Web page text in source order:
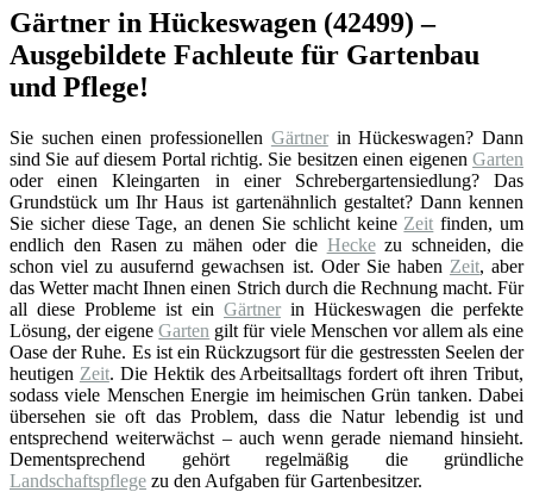
Gärtner in Hückeswagen (42499) –
Ausgebildete Fachleute für Gartenbau
und Pflege!
Sie suchen einen professionellen Gärtnerin Hückeswagen? Dann
sind Sie auf diesem Portal richtig. Sie besitzen einen eigenen Garten
oder einen Kleingarten in einer Schrebergartensiedlung? Das
Grundstück um Ihr Haus ist gartenähnlich gestaltet? Dann kennen
Sie sicher diese Tage, an denen Sie schlicht keine Zeit finden, um
endlich den Rasen zu mähen oder die Heckezu schneiden, die
schon viel zu ausufernd gewachsen ist. Oder Sie haben Zeit, aber
das Wetter macht Ihnen einen Strich durch die Rechnung macht. Für
all diese Probleme ist ein Gärtner in Hückeswagen die perfekte
Lösung, der eigeneGarten gilt für viele Menschen vor allem als eine
Oase der Ruhe. Es ist ein Rückzugsort für die gestressten Seelen der
heutigen Zeit. Die Hektik des Arbeitsalltags fordert oft ihren Tribut,
sodass viele Menschen Energie im heimischen Grün tanken. Dabei
übersehen sie oft das Problem, dass die Natur lebendig ist und
entsprechend weiterwächst – auch wenn gerade niemand hinsieht.
Dementsprechend gehört regelmäßig die gründliche
Landschaftspflege zu den Aufgaben für Gartenbesitzer.